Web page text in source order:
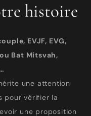
histoire
EVJF, EVG,
Bat Mitsvah,
une attention
pour vérifier la
une proposition